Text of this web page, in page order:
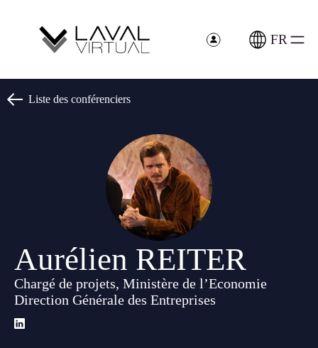
FR
Liste des conférenciers
Aurélien REITER
Chargé de projets, Ministère de l’Economie
Direction Générale des Entreprises